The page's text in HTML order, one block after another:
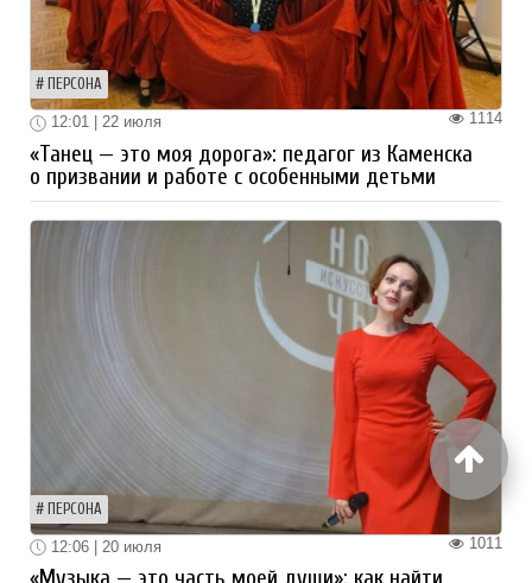
ПЕРСОНА
1114
12:01 | 22 июля
«Танец — это моя дорога»: педагог из Каменска
о призвании и работе с особенными детьми
ПЕРСОНА
1011
12:06 | 20 июля